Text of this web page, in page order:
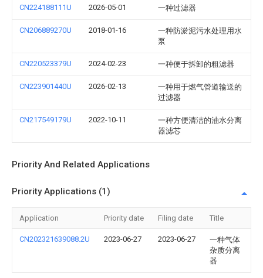
CN224188111U 2026-05-01 一种过滤器
CN206889270U 2018-01-16
一种防淤泥污水处理用水
泵
CN220523379U 2024-02-23 一种便于拆卸的粗滤器
CN223901440U 2026-02-13
一种用于燃气管道输送的
过滤器
CN217549179U 2022-10-11
一种方便清洁的油水分离
器滤芯
Priority And Related Applications
Priority Applications (1)
Application Priority date Filing date Title
CN202321639088.2U 2023-06-27 2023-06-27
一种气体
杂质分离
器